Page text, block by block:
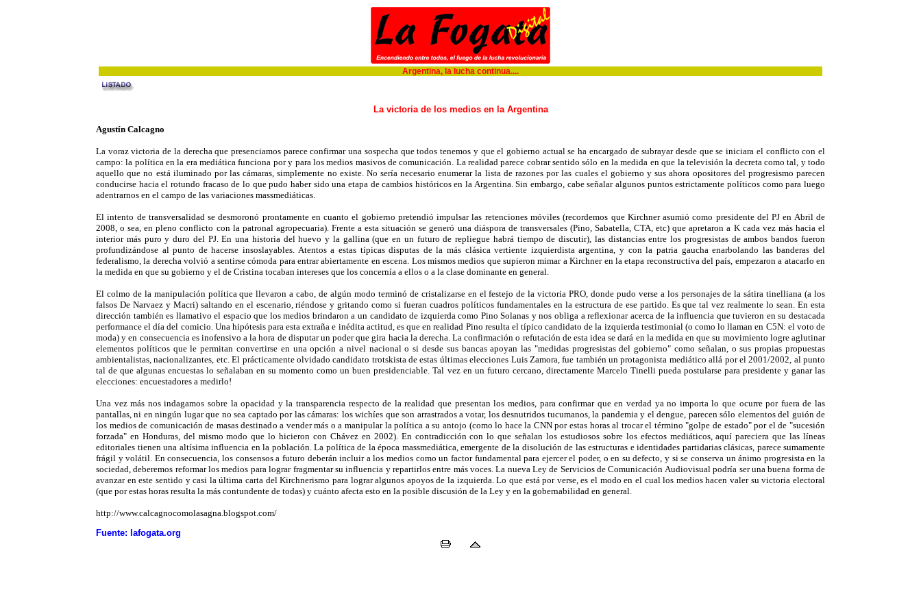
Argentina, la lucha continua....
La victoria de los medios en la Argentina
Agustín Calcagno
La voraz victoria de la derecha que presenciamos parece confirmar una sospecha que todos tenemos y que el gobierno actual se ha encargado de subrayar desde que se iniciara el conflicto con el
campo: la política en la era mediática funciona por y para los medios masivos de comunicación. La realidad parece cobrar sentido sólo en la medida en que la televisión la decreta como tal, y todo
aquello que no está iluminado por las cámaras, simplemente no existe. No sería necesario enumerar la lista de razones por las cuales el gobierno y sus ahora opositores del progresismo parecen
conducirse hacia el rotundo fracaso de lo que pudo haber sido una etapa de cambios históricos en la Argentina. Sin embargo, cabe señalar algunos puntos estrictamente políticos como para luego
adentrarnos en el campo de las variaciones massmediáticas.
El intento de transversalidad se desmoronó prontamente en cuanto el gobierno pretendió impulsar las retenciones móviles (recordemos que Kirchner asumió como presidente del PJ en Abril de
2008, o sea, en pleno conflicto con la patronal agropecuaria). Frente a esta situación se generó una diáspora de transversales (Pino, Sabatella, CTA, etc) que apretaron a K cada vez más hacia el
interior más puro y duro del PJ. En una historia del huevo y la gallina (que en un futuro de repliegue habrá tiempo de discutir), las distancias entre los progresistas de ambos bandos fueron
profundizándose al punto de hacerse insoslayables. Atentos a estas típicas disputas de la más clásica vertiente izquierdista argentina, y con la patria gaucha enarbolando las banderas del
federalismo, la derecha volvió a sentirse cómoda para entrar abiertamente en escena. Los mismos medios que supieron mimar a Kirchner en la etapa reconstructiva del país, empezaron a atacarlo en
la medida en que su gobierno y el de Cristina tocaban intereses que los concernía a ellos o a la clase dominante en general.
El colmo de la manipulación política que llevaron a cabo, de algún modo terminó de cristalizarse en el festejo de la victoria PRO, donde pudo verse a los personajes de la sátira tinelliana (a los
falsos De Narvaez y Macri) saltando en el escenario, riéndose y gritando como si fueran cuadros políticos fundamentales en la estructura de ese partido. Es que tal vez realmente lo sean. En esta
dirección también es llamativo el espacio que los medios brindaron a un candidato de izquierda como Pino Solanas y nos obliga a reflexionar acerca de la influencia que tuvieron en su destacada
performance el día del comicio. Una hipótesis para esta extraña e inédita actitud, es que en realidad Pino resulta el típico candidato de la izquierda testimonial (o como lo llaman en C5N: el voto de
moda) y en consecuencia es inofensivo a la hora de disputar un poder que gira hacia la derecha. La confirmación o refutación de esta idea se dará en la medida en que su movimiento logre aglutinar
elementos políticos que le permitan convertirse en una opción a nivel nacional o si desde sus bancas apoyan las "medidas progresistas del gobierno" como señalan, o sus propias propuestas
ambientalistas, nacionalizantes, etc. El prácticamente olvidado candidato trotskista de estas últimas elecciones Luis Zamora, fue también un protagonista mediático allá por el 2001/2002, al punto
tal de que algunas encuestas lo señalaban en su momento como un buen presidenciable. Tal vez en un futuro cercano, directamente Marcelo Tinelli pueda postularse para presidente y ganar las
elecciones: encuestadores a medirlo!
Una vez más nos indagamos sobre la opacidad y la transparencia respecto de la realidad que presentan los medios, para confirmar que en verdad ya no importa lo que ocurre por fuera de las
pantallas, ni en ningún lugar que no sea captado por las cámaras: los wichíes que son arrastrados a votar, los desnutridos tucumanos, la pandemia y el dengue, parecen sólo elementos del guión de
los medios de comunicación de masas destinado a vender más o a manipular la política a su antojo (como lo hace la CNN por estas horas al trocar el término "golpe de estado" por el de "sucesión
forzada" en Honduras, del mismo modo que lo hicieron con Chávez en 2002). En contradicción con lo que señalan los estudiosos sobre los efectos mediáticos, aquí pareciera que las líneas
editoriales tienen una altísima influencia en la población. La política de la época massmediática, emergente de la disolución de las estructuras e identidades partidarias clásicas, parece sumamente
frágil y volátil. En consecuencia, los consensos a futuro deberán incluir a los medios como un factor fundamental para ejercer el poder, o en su defecto, y si se conserva un ánimo progresista en la
sociedad, deberemos reformar los medios para lograr fragmentar su influencia y repartirlos entre más voces. La nueva Ley de Servicios de Comunicación Audiovisual podría ser una buena forma de
avanzar en este sentido y casi la última carta del Kirchnerismo para lograr algunos apoyos de la izquierda. Lo que está por verse, es el modo en el cual los medios hacen valer su victoria electoral
(que por estas horas resulta la más contundente de todas) y cuánto afecta esto en la posible discusión de la Ley y en la gobernabilidad en general.
http://www.calcagnocomolasagna.blogspot.com/
Fuente: lafogata.org